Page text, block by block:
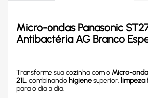
Micro-ondas Panasonic
Antibactéria AG Branco
Transforme sua cozinha com oMicro-
21L, combinando higienesuperior, limpeza
para o dia a dia.